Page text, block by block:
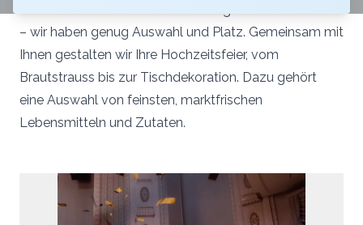
– wir haben genug Auswahl und Platz. Gemeinsam mit
Ihnen gestalten wir Ihre Hochzeitsfeier, vom
Brautstrauss bis zur Tischdekoration. Dazu gehört
eine Auswahl von feinsten, marktfrischen
Lebensmitteln und Zutaten.